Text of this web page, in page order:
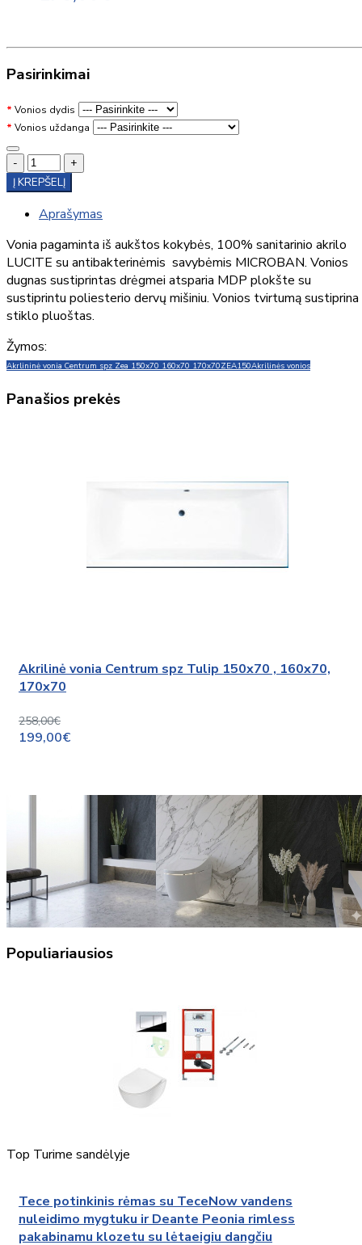
Pasirinkimai
Vonios dydis
Vonios uždanga
-
+
Į KREPŠELĮ
Aprašymas
Vonia pagaminta iš aukštos kokybės, 100% sanitarinio akrilo
LUCITE su antibakterinėmis savybėmis MICROBAN. Vonios
dugnas sustiprintas drėgmei atsparia MDP plokšte su
sustiprintu poliesterio dervų mišiniu. Vonios tvirtumą sustiprina
stiklo pluoštas.
Žymos:
Akrlininė vonia Centrum spz Zea 150x70 160x70 170x70ZEA150Akrilinės vonios
Panašios prekės
Akrilinė vonia Centrum spz Tulip 150x70 , 160x70,
170x70
258,00€
199,00€
Populiariausios
Top Turime sandėlyje
Tece potinkinis rėmas su TeceNow vandens
nuleidimo mygtuku ir Deante Peonia rimless
pakabinamu klozetu su lėtaeigiu dangčiu